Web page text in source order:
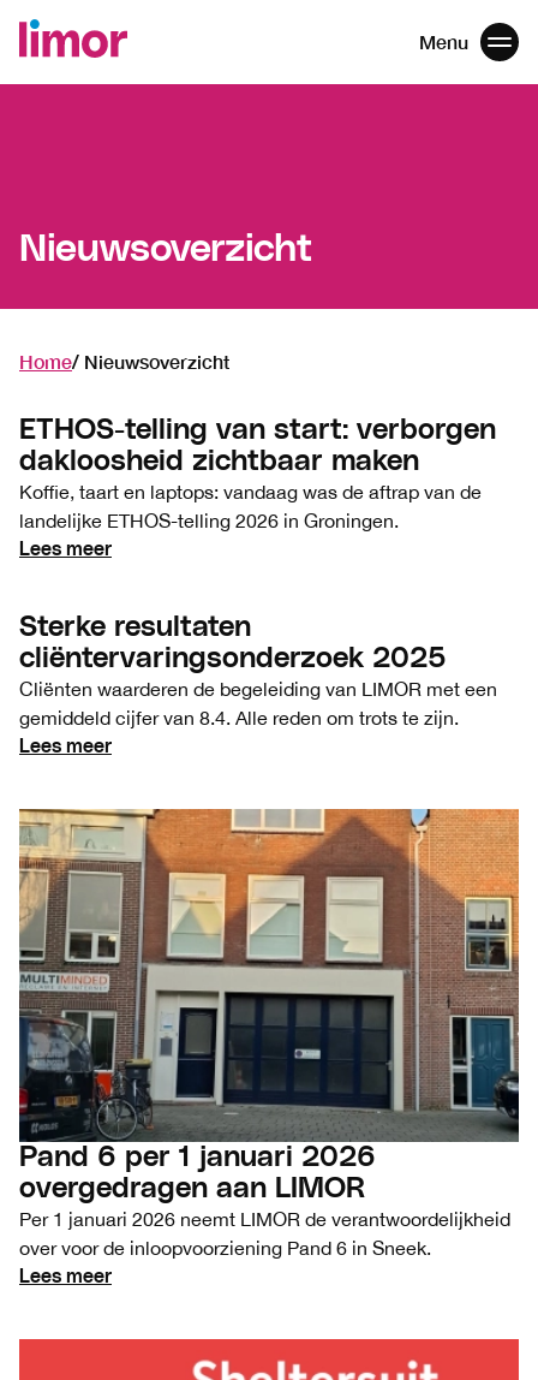
Navigatie
overslaan
Menu
Nieuwsoverzicht
Home Nieuwsoverzicht
ETHOS-telling van start: verborgen
dakloosheid zichtbaar maken
Koffie, taart en laptops: vandaag was de aftrap van de
landelijke ETHOS-telling 2026 in Groningen.
Lees meer
Sterke resultaten
cliëntervaringsonderzoek 2025
Cliënten waarderen de begeleiding van LIMOR met een
gemiddeld cijfer van 8.4. Alle reden om trots te zijn.
Lees meer
Pand 6 per 1 januari 2026
overgedragen aan LIMOR
Per 1 januari 2026 neemt LIMOR de verantwoordelijkheid
over voor de inloopvoorziening Pand 6 in Sneek.
Lees meer